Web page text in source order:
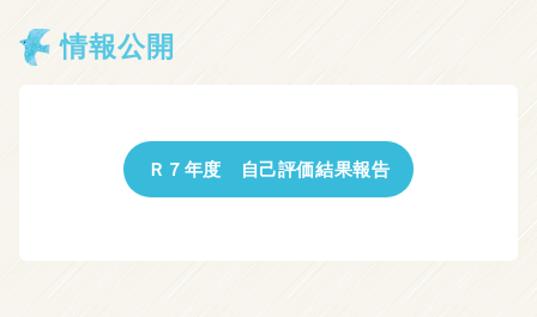
情報公開
Ｒ７年度 自己評価結果報告